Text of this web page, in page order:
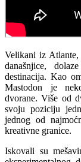
Velikani iz
današnjice,
destinacija. Kao
Mastodon je
dvorane. Više od
svoju poziciju
jednog od
kreativne granice.
Iskovali su